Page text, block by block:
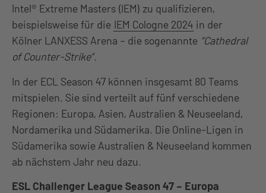
Intel® Extreme Masters (IEM) zu qualifizieren,
beispielsweise für die IEM Cologne 2024 in der
Kölner LANXESS Arena – die sogenannte “Cathedral
of Counter-Strike”.
In der ECL Season 47 können insgesamt 80 Teams
mitspielen. Sie sind verteilt auf fünf verschiedene
Regionen: Europa, Asien, Australien & Neuseeland,
Nordamerika und Südamerika. Die Online-Ligen in
Südamerika sowie Australien & Neuseeland kommen
ab nächstem Jahr neu dazu.
ESL Challenger League Season 47 – Europa